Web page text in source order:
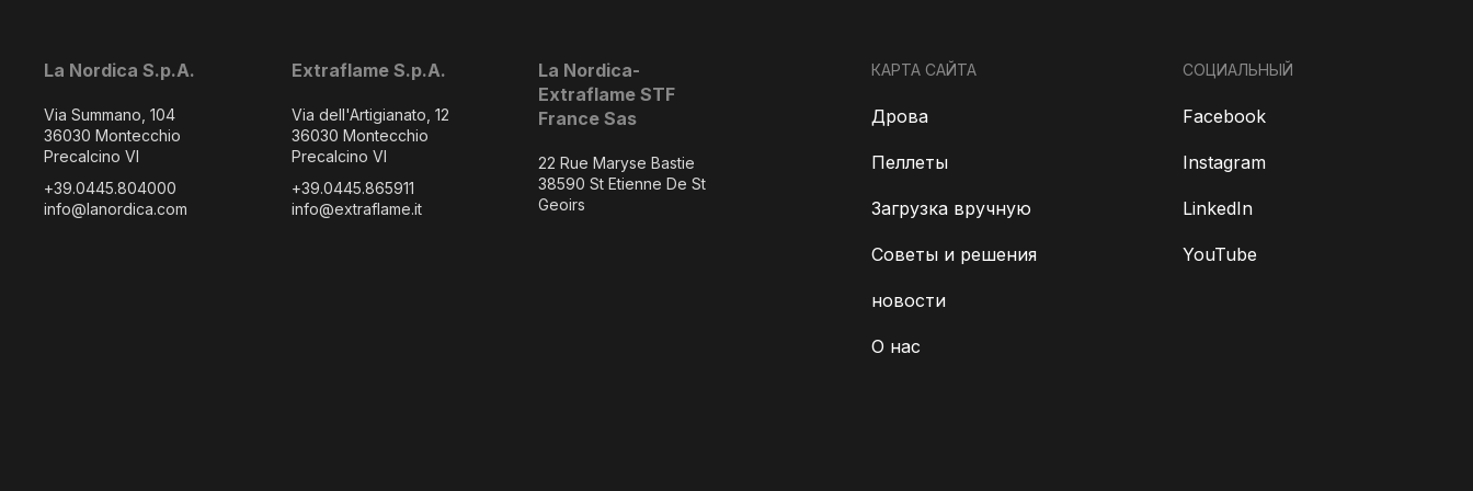
La Nordica S.p.A.
Via Summano, 104
36030 Montecchio
Precalcino VI
+39.0445.804000
info@lanordica.com
Extraflame S.p.A.
Via dell'Artigianato, 12
36030 Montecchio
Precalcino VI
+39.0445.865911
info@extraflame.it
La Nordica-
Extraflame STF
France Sas
22 Rue Maryse Bastie
38590 St Etienne De St
Geoirs
КАРТА САЙТА
Дрова
Пеллеты
Загрузка вручную
Советы и решения
новости
О нас
СОЦИАЛЬНЫЙ
Facebook
Instagram
LinkedIn
YouTube